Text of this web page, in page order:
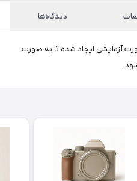
دیدگاه‌ها
آزمایشی ایجاد شده تا به صورت